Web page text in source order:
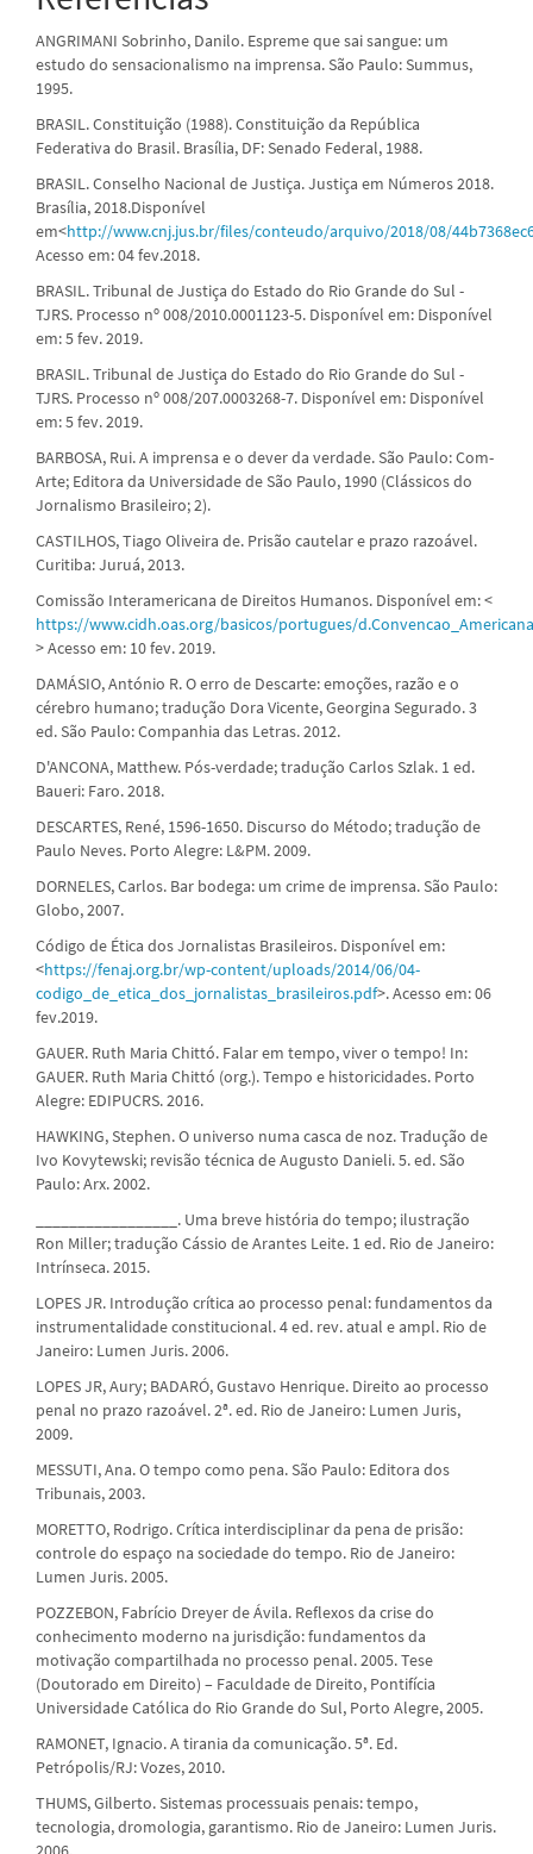
ANGRIMANI Sobrinho, Danilo. Espreme que sai sangue: um
estudo do sensacionalismo na imprensa. São Paulo: Summus,
1995.
BRASIL. Constituição (1988). Constituição da República
Federativa do Brasil. Brasília, DF: Senado Federal, 1988.
BRASIL. Conselho Nacional de Justiça. Justiça em Números 2018.
Brasília, 2018.Disponível
em<http://www.cnj.jus.br/files/conteudo/arquivo/2018/08/
Acesso em: 04 fev.2018.
BRASIL. Tribunal de Justiça do Estado do Rio Grande do Sul -
TJRS. Processo nº 008/2010.0001123-5. Disponível em: Disponível
em: 5 fev. 2019.
BRASIL. Tribunal de Justiça do Estado do Rio Grande do Sul -
TJRS. Processo nº 008/207.0003268-7. Disponível em: Disponível
em: 5 fev. 2019.
BARBOSA, Rui. A imprensa e o dever da verdade. São Paulo: Com-
Arte; Editora da Universidade de São Paulo, 1990 (Clássicos do
Jornalismo Brasileiro; 2).
CASTILHOS, Tiago Oliveira de. Prisão cautelar e prazo razoável.
Curitiba: Juruá, 2013.
Comissão Interamericana de Direitos Humanos. Disponível em: <
https://www.cidh.oas.org/basicos/portugues/
> Acesso em: 10 fev. 2019.
DAMÁSIO, António R. O erro de Descarte: emoções, razão e o
cérebro humano; tradução Dora Vicente, Georgina Segurado. 3
ed. São Paulo: Companhia das Letras. 2012.
D'ANCONA, Matthew. Pós-verdade; tradução Carlos Szlak. 1 ed.
Baueri: Faro. 2018.
DESCARTES, René, 1596-1650. Discurso do Método; tradução de
Paulo Neves. Porto Alegre: L&PM. 2009.
DORNELES, Carlos. Bar bodega: um crime de imprensa. São Paulo:
Globo, 2007.
Código de Ética dos Jornalistas Brasileiros. Disponível em:
<https://fenaj.org.br/wp-content/uploads/2014/06/04-
codigo_de_etica_dos_jornalistas_brasileiros.pdf>. Acesso em: 06
fev.2019.
GAUER. Ruth Maria Chittó. Falar em tempo, viver o tempo! In:
GAUER. Ruth Maria Chittó (org.). Tempo e historicidades. Porto
Alegre: EDIPUCRS. 2016.
HAWKING, Stephen. O universo numa casca de noz. Tradução de
Ivo Kovytewski; revisão técnica de Augusto Danieli. 5. ed. São
Paulo: Arx. 2002.
_________________. Uma breve história do tempo; ilustração
Ron Miller; tradução Cássio de Arantes Leite. 1 ed. Rio de Janeiro:
Intrínseca. 2015.
LOPES JR. Introdução crítica ao processo penal: fundamentos da
instrumentalidade constitucional. 4 ed. rev. atual e ampl. Rio de
Janeiro: Lumen Juris. 2006.
LOPES JR, Aury; BADARÓ, Gustavo Henrique. Direito ao processo
penal no prazo razoável. 2ª. ed. Rio de Janeiro: Lumen Juris,
2009.
MESSUTI, Ana. O tempo como pena. São Paulo: Editora dos
Tribunais, 2003.
MORETTO, Rodrigo. Crítica interdisciplinar da pena de prisão:
controle do espaço na sociedade do tempo. Rio de Janeiro:
Lumen Juris. 2005.
POZZEBON, Fabrício Dreyer de Ávila. Reflexos da crise do
conhecimento moderno na jurisdição: fundamentos da
motivação compartilhada no processo penal. 2005. Tese
(Doutorado em Direito) – Faculdade de Direito, Pontifícia
Universidade Católica do Rio Grande do Sul, Porto Alegre, 2005.
RAMONET, Ignacio. A tirania da comunicação. 5ª. Ed.
Petrópolis/RJ: Vozes, 2010.
THUMS, Gilberto. Sistemas processuais penais: tempo,
tecnologia, dromologia, garantismo. Rio de Janeiro: Lumen Juris.